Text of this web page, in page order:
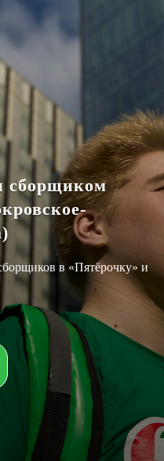
сборщиком
в «Пятёрочку» и